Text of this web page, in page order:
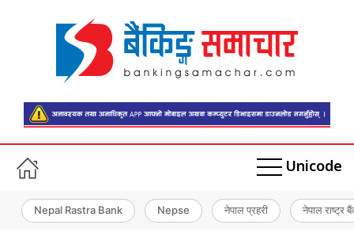
Unicode
Nepal Rastra Bank Nepse नेपाल प्रहरी नेपाल राष्ट्र